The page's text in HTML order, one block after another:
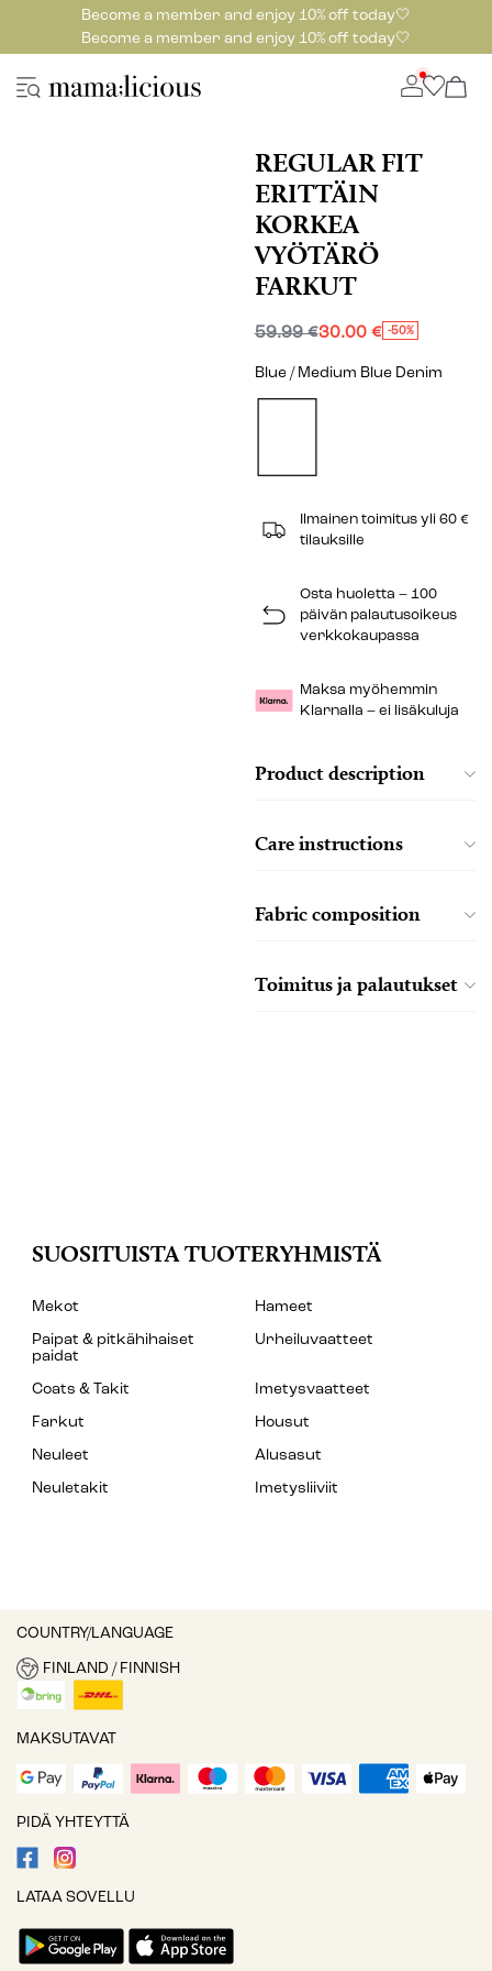
Become a member and enjoy 10% off today🤍
Become a member and enjoy 10% off today🤍
REGULAR FIT
ERITTÄIN
KORKEA
VYÖTÄRÖ
FARKUT
59.99 €30.00 € -50%
Blue / Medium Blue Denim
Ilmainen toimitus yli 60 €
tilauksille
Osta huoletta – 100
päivän palautusoikeus
verkkokaupassa
Maksa myöhemmin
Klarnalla – ei lisäkuluja
Product description
Care instructions
Fabric composition
Toimitus ja palautukset
SUOSITUISTA TUOTERYHMISTÄ
Mekot
Hameet
Paipat & pitkähihaiset
paidat
Urheiluvaatteet
Coats & Takit
Imetysvaatteet
Farkut
Housut
Neuleet
Alusasut
Neuletakit
Imetysliiviit
COUNTRY/LANGUAGE
FINLAND / FINNISH
MAKSUTAVAT
PIDÄ YHTEYTTÄ
LATAA SOVELLU